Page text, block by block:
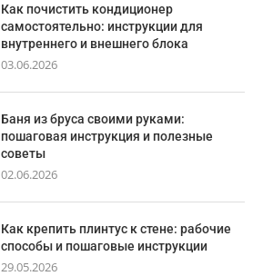
Как почистить кондиционер
самостоятельно: инструкции для
внутреннего и внешнего блока
03.06.2026
Баня из бруса своими руками:
пошаговая инструкция и полезные
советы
02.06.2026
Как крепить плинтус к стене: рабочие
способы и пошаговые инструкции
29.05.2026